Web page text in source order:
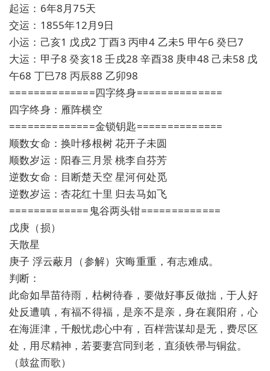
起运：6年8月75天
交运：1855年12月9日
小运：己亥1 戊戌2 丁酉3 丙申4 乙未5 甲午6 癸巳7
大运：甲子8 癸亥18 壬戌28 辛酉38 庚申48 己未58 戊
午68 丁巳78 丙辰88 乙卯98
==============四字终身==============
四字终身：雁阵横空
==============金锁钥匙==============
顺数女命：换叶移根树 花开子未圆
顺数岁运：阳春三月景 桃李自芬芳
逆数女命：目断楚天空 星河何处觅
逆数岁运：杏花红十里 归去马如飞
=============鬼谷两头钳=============
戊庚（损）
天散星
庚子 浮云蔽月（参解）灾晦重重，有志难成。
判断：
此命如旱苗待雨，枯树待春，要做好事反做拙，于人好
处反遭嗔，有福不得福，是亲不是亲，身在襄阳府，心
在海涯津，千般忧虑心中有，百样营谋却是无，费尽区
处，用尽精神，若要妻宫同到老，直须铁帚与铜盆。
（鼓盆而歌）